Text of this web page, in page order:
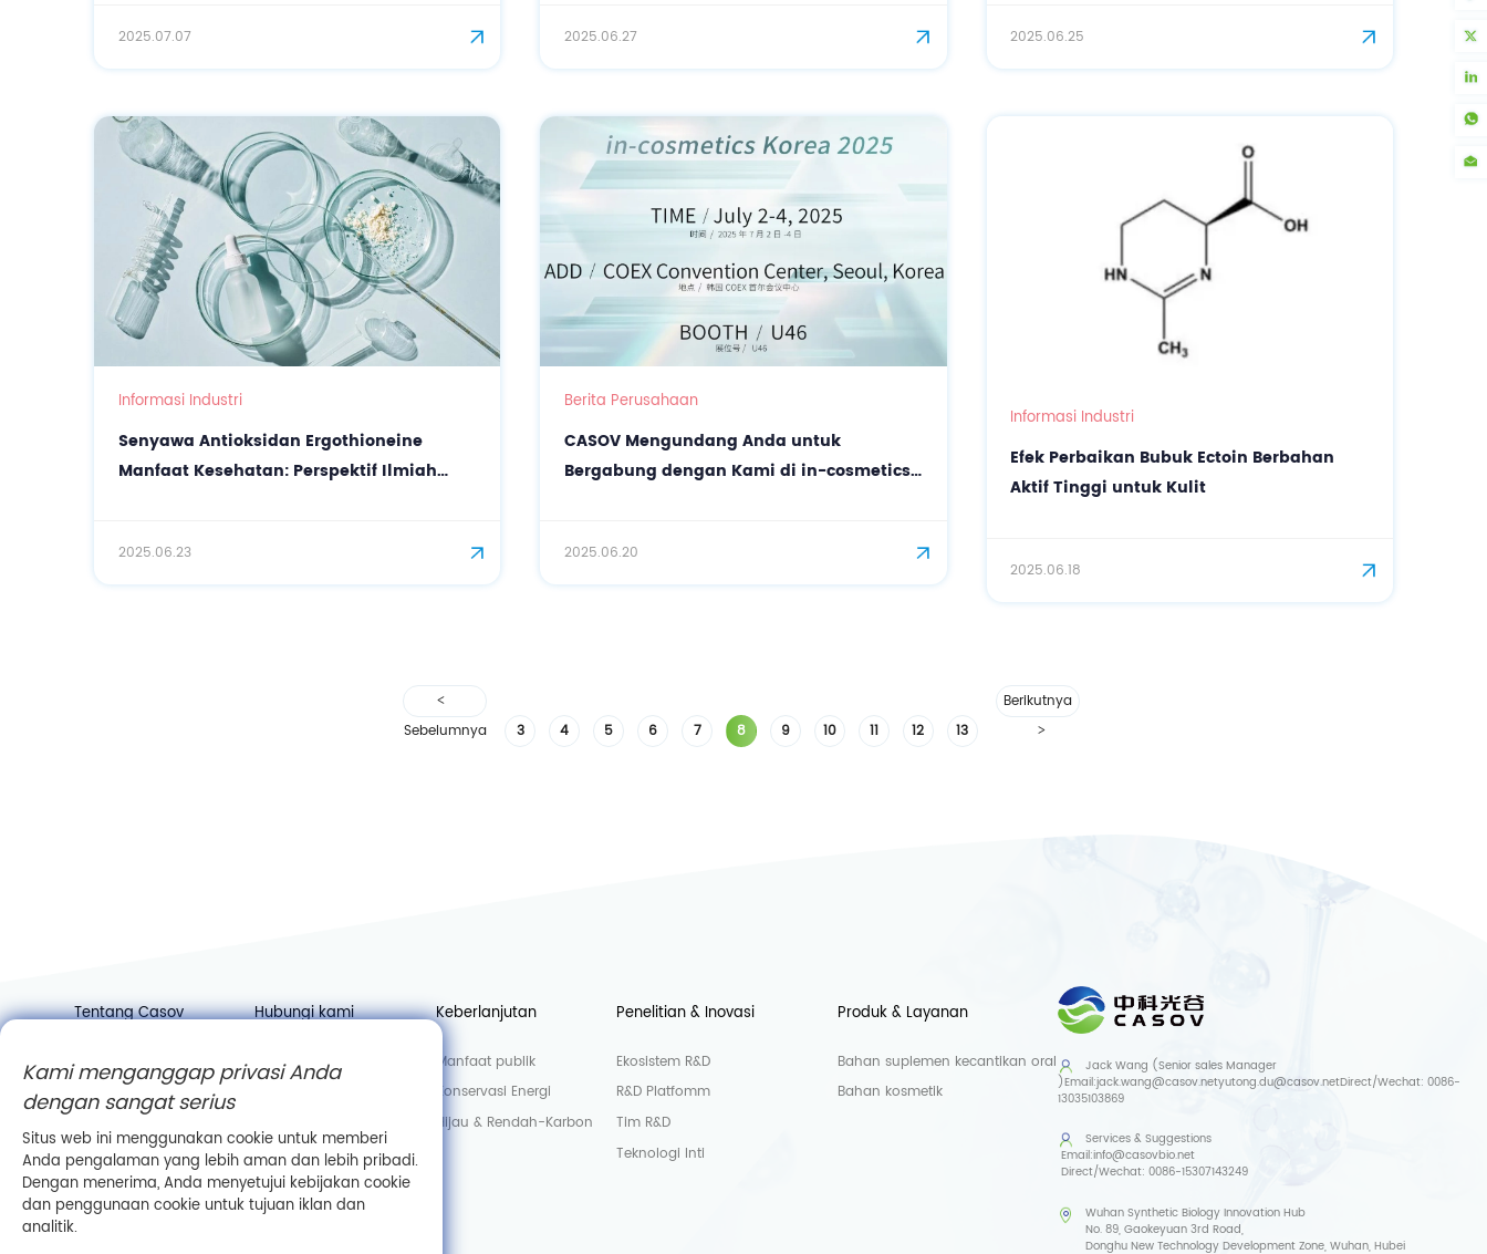
2025.07.07 2025.06.27 2025.06.25
Informasi Industri
Senyawa Antioksidan Ergothioneine
Manfaat Kesehatan: Perspektif Ilmiah
2025.06.23
Berita Perusahaan
CASOV Mengundang Anda untuk
Bergabung dengan Kami di in-cosmetics
2025.06.20
Informasi Industri
Efek Perbaikan Bubuk Ectoin Berbahan
Aktif Tinggi untuk Kulit
2025.06.18
Sebelumnya 3 4 5 6 7 8 9 10 11 12 13
Berikutnya
Tentang Casov
Berita
Informasi perusahaan
Hubungi kami
Bergabunglah dengan
kami
Keberlanjutan
Manfaat publik
Konservasi Energi
Hijau & Rendah-Karbon
Penelitian & Inovasi
Ekosistem R&D
R&D Platfomm
Tim R&D
Teknologi Inti
Produk & Layanan
Bahan suplemen kecantikan oral
Bahan kosmetik
Jack Wang (Senior sales Manager
)Email:jack.wang@casov.netyutong.du@casov.netDirect/Wechat:0086-
13035103869
Services & Suggestions
Email:info@casovbio.net
Direct/Wechat:0086-15307143249
Wuhan Synthetic Biology Innovation Hub
No. 89, Gaokeyuan 3rd Road,
Donghu New Technology Development Zone, Wuhan, Hubei
Kami menganggap privasi Anda
dengan sangat serius
Situs web ini menggunakan cookie untuk memberi
Anda pengalaman yang lebih aman dan lebih pribadi.
Dengan menerima, Anda menyetujui kebijakan cookie
dan penggunaan cookie untuk tujuan iklan dan
analitik.